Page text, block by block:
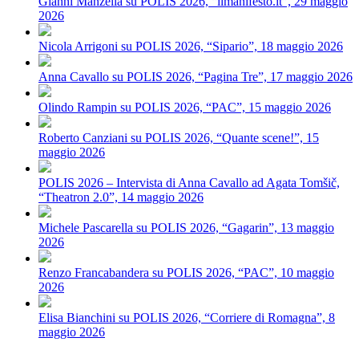
2026
Nicola Arrigoni su POLIS 2026, “Sipario”, 18 maggio 2026
Anna Cavallo su POLIS 2026, “Pagina Tre”, 17 maggio 2026
Olindo Rampin su POLIS 2026, “PAC”, 15 maggio 2026
Roberto Canziani su POLIS 2026, “Quante scene!”, 15
maggio 2026
POLIS 2026 – Intervista di Anna Cavallo ad Agata Tomšič,
“Theatron 2.0”, 14 maggio 2026
Michele Pascarella su POLIS 2026, “Gagarin”, 13 maggio
2026
Renzo Francabandera su POLIS 2026, “PAC”, 10 maggio
2026
Elisa Bianchini su POLIS 2026, “Corriere di Romagna”, 8
maggio 2026